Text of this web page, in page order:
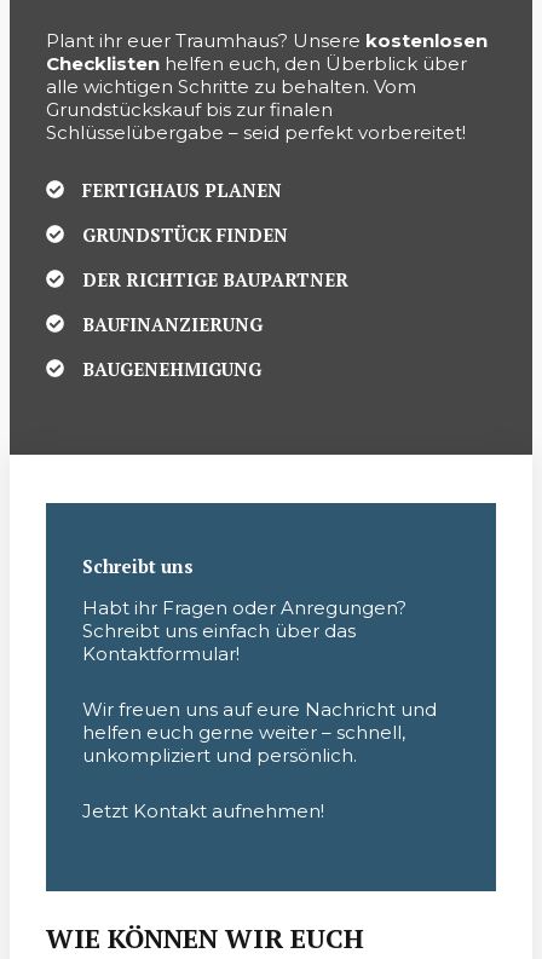
Plant ihr euer Traumhaus? Unsere kostenlosen
Checklisten helfen euch, den Überblick über
alle wichtigen Schritte zu behalten. Vom
Grundstückskauf bis zur finalen
Schlüsselübergabe – seid perfekt vorbereitet!
FERTIGHAUS PLANEN
GRUNDSTÜCK FINDEN
DER RICHTIGE BAUPARTNER
BAUFINANZIERUNG
BAUGENEHMIGUNG
Schreibt uns
Habt ihr Fragen oder Anregungen?
Schreibt uns einfach über das
Kontaktformular!
Wir freuen uns auf eure Nachricht und
helfen euch gerne weiter – schnell,
unkompliziert und persönlich.
Jetzt Kontakt aufnehmen!
WIE KÖNNEN WIR EUCH